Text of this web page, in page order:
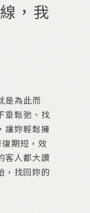
Blade，我
是為此而
垂鬆弛、找
讓妳輕鬆擁
期短，效
客人都大讚
，找回妳的